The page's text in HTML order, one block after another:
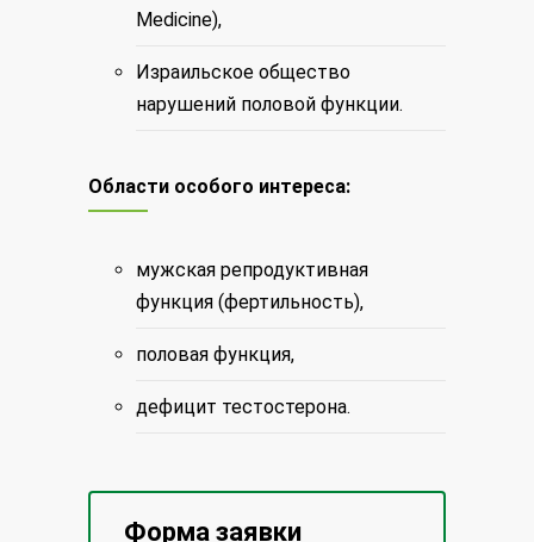
Medicine),
Израильское общество
нарушений половой функции.
Области особого интереса:
мужская репродуктивная
функция (фертильность),
половая функция,
дефицит тестостерона.
Форма заявки